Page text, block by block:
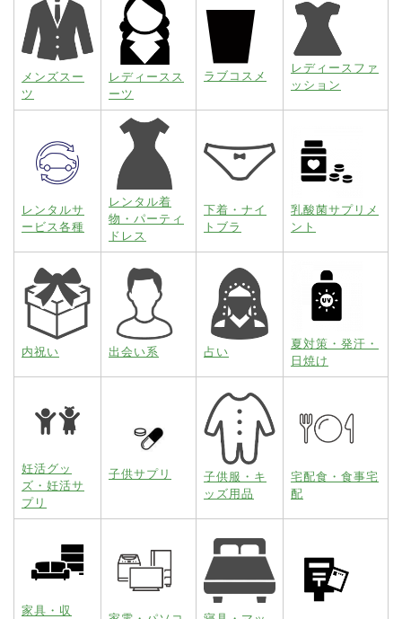
メンズスー
ツ
レディースス
ーツ
ラブコスメ
レディースファ
ッション
レンタルサ
ービス各種
レンタル着
物・パーティ
ドレス
下着・ナイ
トブラ
乳酸菌サプリメ
ント
内祝い 出会い系 占い
夏対策・発汗・
日焼け
妊活グッ
ズ・妊活サ
プリ
子供サプリ
子供服・キ
ッズ用品
宅配食・食事宅
配
家具・収